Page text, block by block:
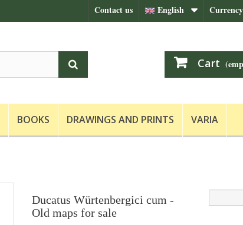
English
Contact us
Cart
BOOKS DRAWINGS AND PRINTS VARIA
Ducatus Würtenbergici cum -
Old maps for sale